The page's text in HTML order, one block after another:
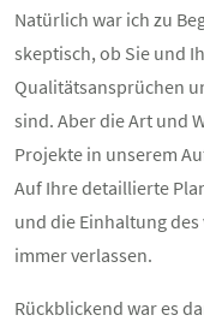
Natürlich war ich zu
skeptisch, ob Sie und
Qualitätsansprüchen
sind. Aber die Art und
Projekte in unserem
Auf Ihre detaillierte
und die Einhaltung
immer verlassen.
Rückblickend war es